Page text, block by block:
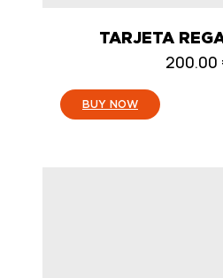
TARJETA
200.00
BUY NOW:
TARJETA